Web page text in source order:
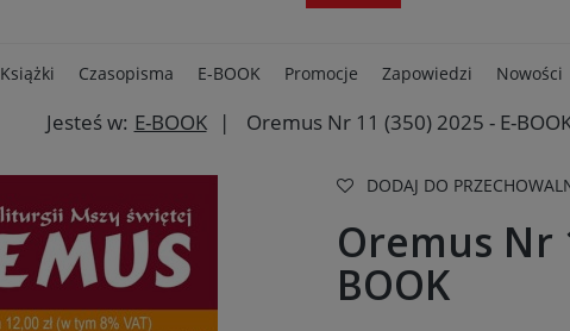
Książki Czasopisma E-BOOK Promocje Zapowiedzi Nowości
Jesteś w: E-BOOK Oremus Nr 11 (350) 2025 - E-
DODAJ DO
Oremus Nr
BOOK